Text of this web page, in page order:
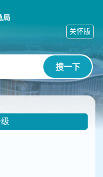
局
搜一下
关怀版